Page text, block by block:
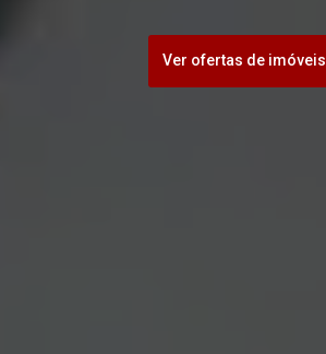
Ver ofertas de imóveis